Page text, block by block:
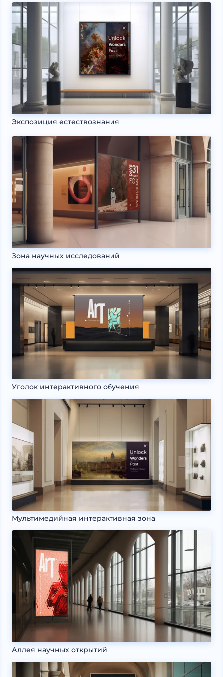
Экспозиция естествознания
Зона научных исследований
Уголок интерактивного обучения
Мультимедийная интерактивная зона
Аллея научных открытий